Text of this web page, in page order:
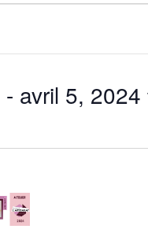
- avril 5, 2024